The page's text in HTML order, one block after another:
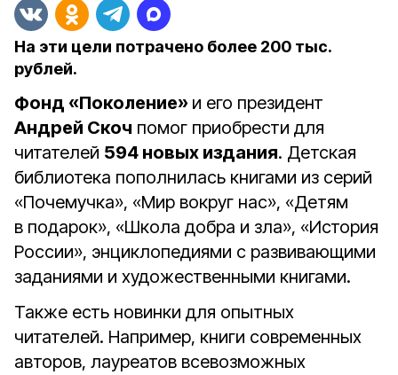
На эти цели потрачено более 200 тыс.
рублей.
Фонд «Поколение» и его президент
Андрей Скоч помог приобрести для
читателей 594 новых издания. Детская
библиотека пополнилась книгами из серий
«Почемучка», «Мир вокруг нас», «Детям
в подарок», «Школа добра и зла», «История
России», энциклопедиями с развивающими
заданиями и художественными книгами.
Также есть новинки для опытных
читателей. Например, книги современных
авторов, лауреатов всевозможных